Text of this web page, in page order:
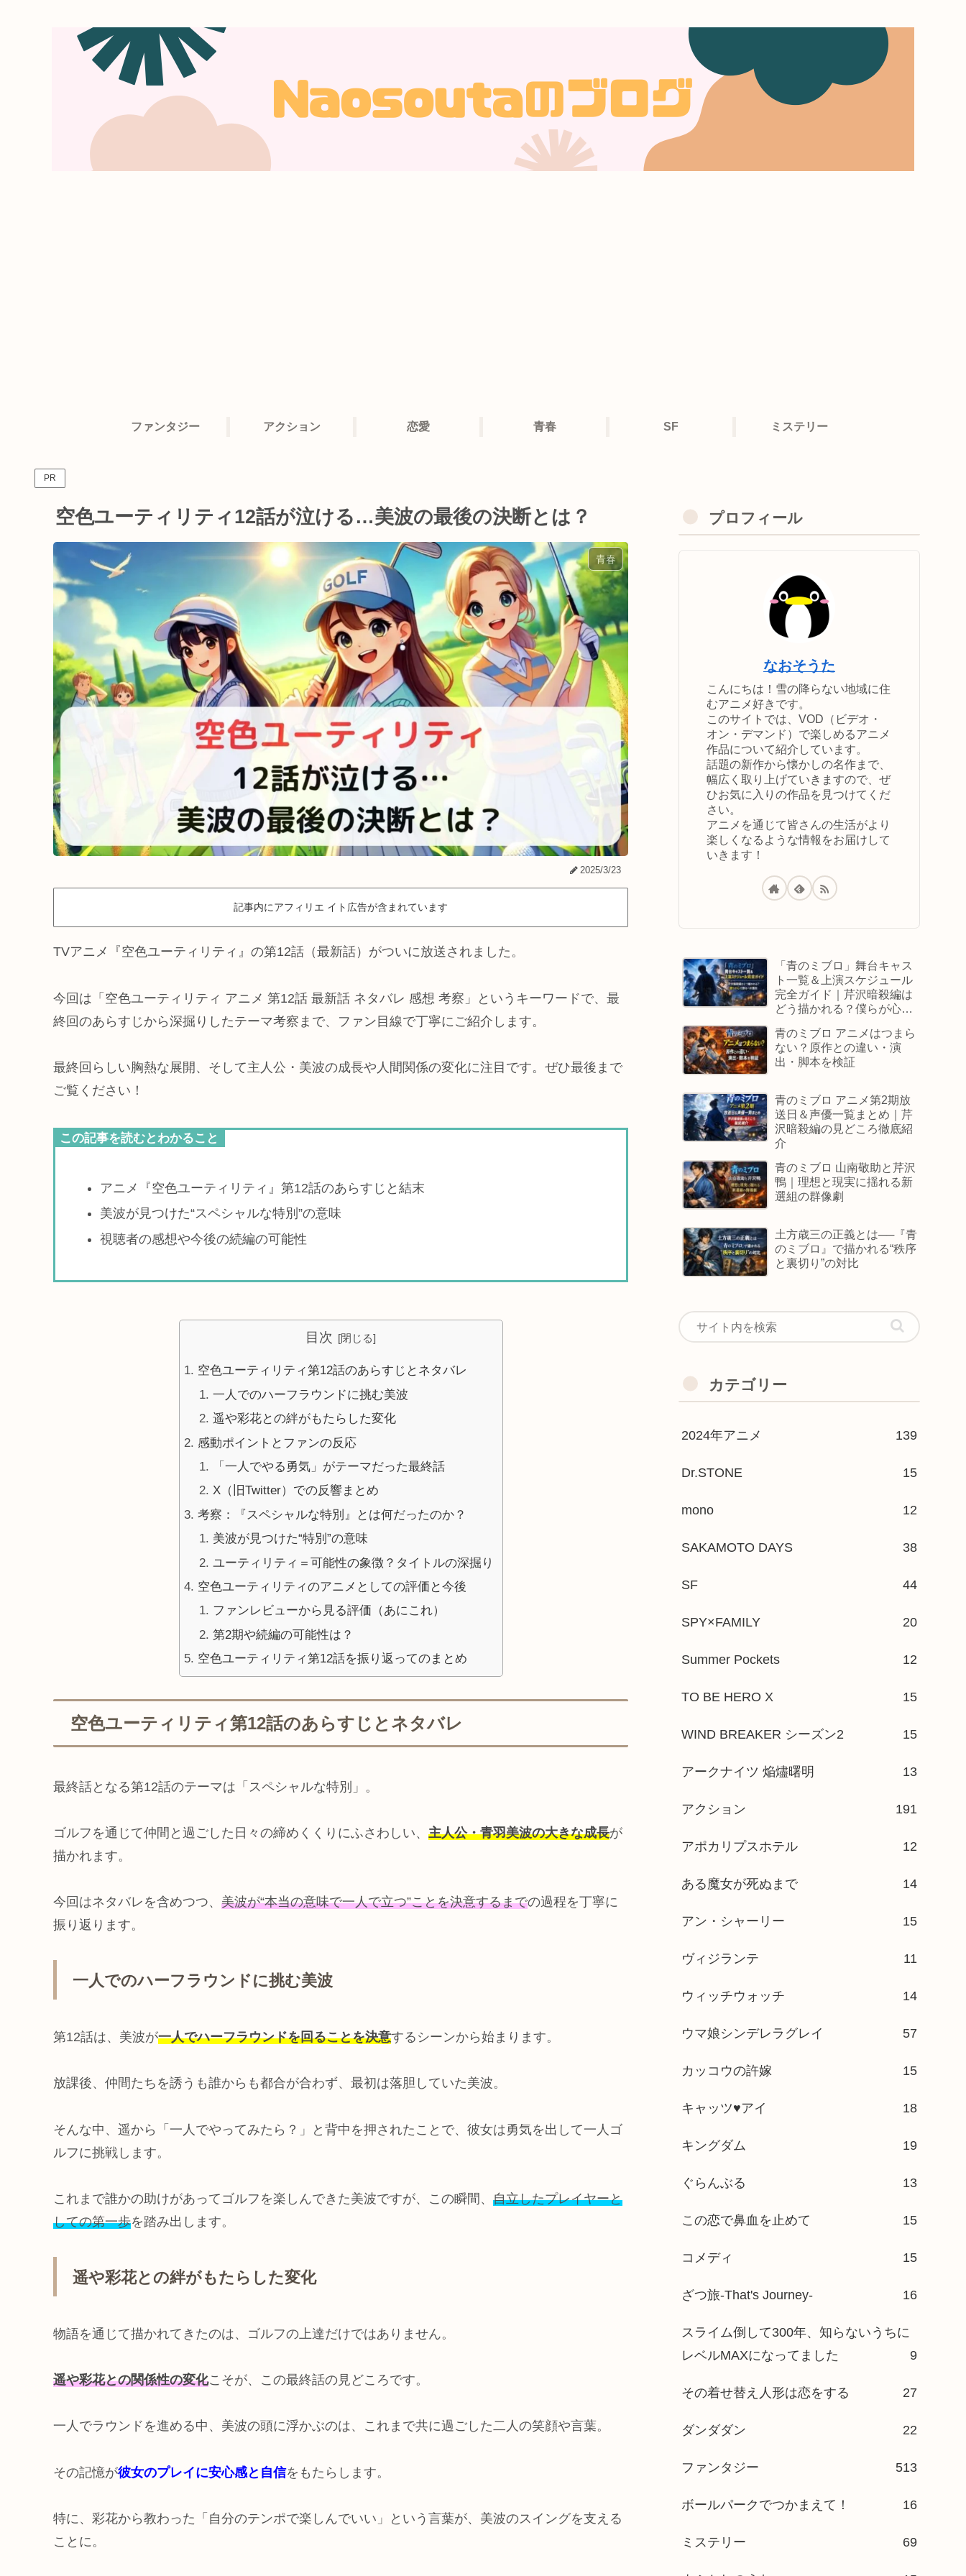
ファンタジー アクション 恋愛 青春 SF ミステリー
PR
空色ユーティリティ12話が泣ける…美波の最後の決断とは？
青春
2025/3/23
記事内にアフィリエ イト広告が含まれています
TVアニメ『空色ユーティリティ』の第12話（最新話）がついに放送されました。
今回は「空色ユーティリティ アニメ 第12話 最新話 ネタバレ 感想 考察」というキーワードで、最
終回のあらすじから深掘りしたテーマ考察まで、ファン目線で丁寧にご紹介します。
最終回らしい胸熱な展開、そして主人公・美波の成長や人間関係の変化に注目です。ぜひ最後まで
ご覧ください！
この記事を読むとわかること
アニメ『空色ユーティリティ』第12話のあらすじと結末
美波が見つけた“スペシャルな特別”の意味
視聴者の感想や今後の続編の可能性
目次
空色ユーティリティ第12話のあらすじとネタバレ
一人でのハーフラウンドに挑む美波
遥や彩花との絆がもたらした変化
感動ポイントとファンの反応
「一人でやる勇気」がテーマだった最終話
X（旧Twitter）での反響まとめ
考察：『スペシャルな特別』とは何だったのか？
美波が見つけた“特別”の意味
ユーティリティ＝可能性の象徴？タイトルの深掘り
空色ユーティリティのアニメとしての評価と今後
ファンレビューから見る評価（あにこれ）
第2期や続編の可能性は？
空色ユーティリティ第12話を振り返ってのまとめ
空色ユーティリティ第12話のあらすじとネタバレ
最終話となる第12話のテーマは「スペシャルな特別」。
ゴルフを通じて仲間と過ごした日々の締めくくりにふさわしい、 主人公・青羽美波の大きな成長が
描かれます。
今回はネタバレを含めつつ、 美波が“本当の意味で一人で立つ”ことを決意するまでの過程を丁寧に
振り返ります。
一人でのハーフラウンドに挑む美波
第12話は、美波が一人でハーフラウンドを回ることを決意するシーンから始まります。
放課後、仲間たちを誘うも誰からも都合が合わず、最初は落胆していた美波。
そんな中、遥から「一人でやってみたら？」と背中を押されたことで、彼女は勇気を出して一人ゴ
ルフに挑戦します。
これまで誰かの助けがあってゴルフを楽しんできた美波ですが、この瞬間、 自立したプレイヤーと
しての第一歩を踏み出します。
遥や彩花との絆がもたらした変化
物語を通じて描かれてきたのは、ゴルフの上達だけではありません。
遥や彩花との関係性の変化こそが、この最終話の見どころです。
一人でラウンドを進める中、美波の頭に浮かぶのは、これまで共に過ごした二人の笑顔や言葉。
その記憶が彼女のプレイに安心感と自信をもたらします。
特に、彩花から教わった「自分のテンポで楽しんでいい」という言葉が、美波のスイングを支える
ことに。
プロフィール
なおそうた
こんにちは！雪の降らない地域に住
むアニメ好きです。
このサイトでは、VOD（ビデオ・
オン・デマンド）で楽しめるアニメ
作品について紹介しています。
話題の新作から懐かしの名作まで、
幅広く取り上げていきますので、ぜ
ひお気に入りの作品を見つけてくだ
さい。
アニメを通じて皆さんの生活がより
楽しくなるような情報をお届けして
いきます！
「青のミブロ」舞台キャス
ト一覧＆上演スケジュール
完全ガイド｜芹沢暗殺編は
どう描かれる？僕らが心で
青のミブロ アニメはつまら
ない？原作との違い・演
出・脚本を検証
青のミブロ アニメ第2期放
送日＆声優一覧まとめ｜芹
沢暗殺編の見どころ徹底紹
介
青のミブロ 山南敬助と芹沢
鴨｜理想と現実に揺れる新
選組の群像劇
土方歳三の正義とは──『青
のミブロ』で描かれる“秩序
と裏切り”の対比
カテゴリー
2024年アニメ 139
Dr.STONE 15
mono 12
SAKAMOTO DAYS 38
SF 44
SPY×FAMILY 20
Summer Pockets 12
TO BE HERO X 15
WIND BREAKER シーズン2 15
アークナイツ 焔燼曙明 13
アクション 191
アポカリプスホテル 12
ある魔女が死ぬまで 14
アン・シャーリー 15
ヴィジランテ 11
ウィッチウォッチ 14
ウマ娘シンデレラグレイ 57
カッコウの許嫁 15
キャッツ♥アイ 18
キングダム 19
ぐらんぶる 13
この恋で鼻血を止めて 15
コメディ 15
ざつ旅-That's Journey- 16
スライム倒して300年、知らないうちに
レベルMAXになってました
9
その着せ替え人形は恋をする 27
ダンダダン 22
ファンタジー 513
ボールパークでつかまえて！ 16
ミステリー 69